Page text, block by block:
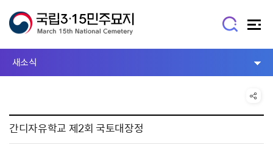
새소식
간디자유학교 제2회 국토대장정